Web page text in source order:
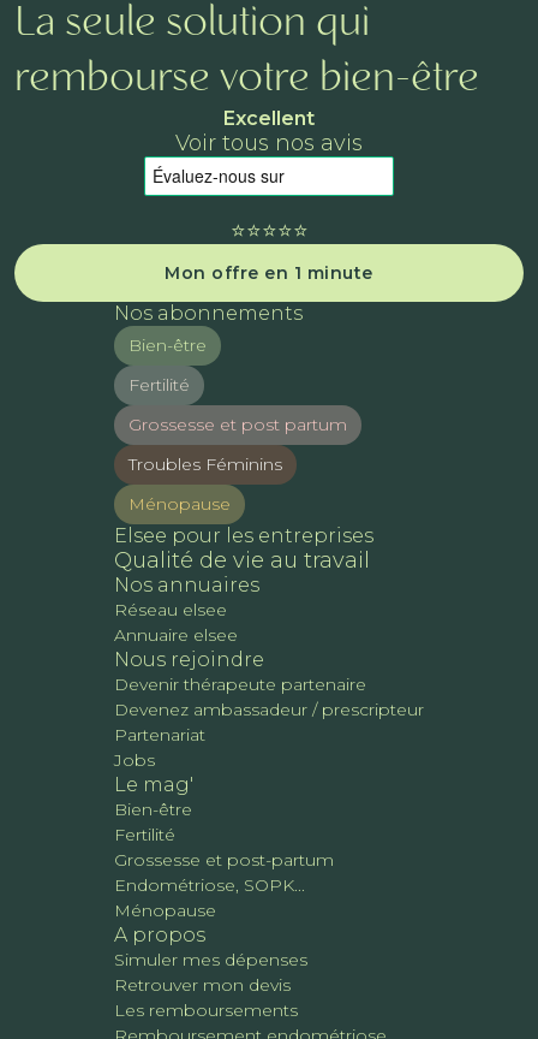
La seule solution qui
rembourse votre bien-être
Excellent
Voir tous nos avis
⭐️⭐️⭐️⭐️⭐️
Mon offre en 1 minute
Nos abonnements
Bien-être
Fertilité
Grossesse et post partum
Troubles Féminins
Ménopause
Elsee pour les entreprises
Qualité de vie au travail
Nos annuaires
Réseau elsee
Annuaire elsee
Nous rejoindre
Devenir thérapeute partenaire
Devenez ambassadeur / prescripteur
Partenariat
Jobs
Le mag'
Bien-être
Fertilité
Grossesse et post-partum
Endométriose, SOPK...
Ménopause
A propos
Simuler mes dépenses
Retrouver mon devis
Les remboursements